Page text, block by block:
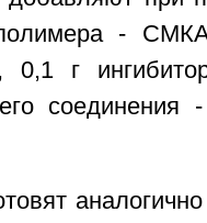
полимера -
г